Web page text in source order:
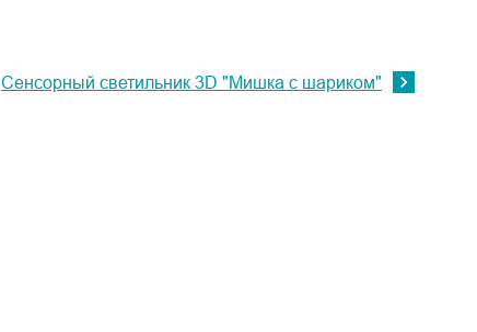
Сенсорный светильник 3D "Мишка с шариком"